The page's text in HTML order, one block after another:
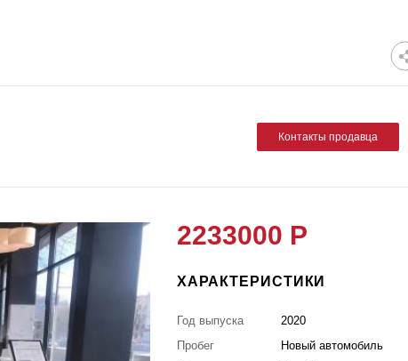
Контакты продавца
2233000 Р
ХАРАКТЕРИСТИКИ
Год выпуска
2020
Пробег
Новый автомобиль